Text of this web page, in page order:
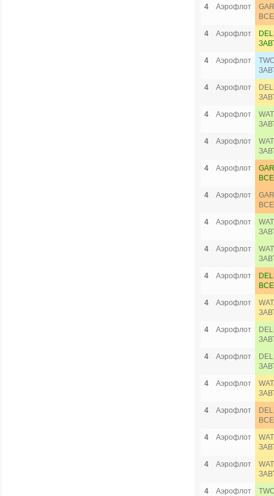
4
Аэрофлот
4
Аэрофлот
4
Аэрофлот
4
Аэрофлот
4
Аэрофлот
4
Аэрофлот
4
Аэрофлот
4
Аэрофлот
4
Аэрофлот
4
Аэрофлот
4
Аэрофлот
4
Аэрофлот
4
Аэрофлот
4
Аэрофлот
4
Аэрофлот
4
Аэрофлот
4
Аэрофлот
4
Аэрофлот
4
Аэрофлот